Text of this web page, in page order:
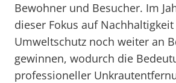
Bewohner und Besucher. Im
dieser Fokus auf
Umweltschutz noch weiter an
gewinnen, wodurch die
professioneller